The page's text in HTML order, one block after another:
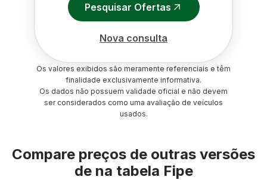
Pesquisar Ofertas
Nova consulta
Os valores exibidos são meramente referenciais e têm
finalidade exclusivamente informativa.
Os dados não possuem validade oficial e não devem
ser considerados como uma avaliação de veículos
usados.
Compare preços de outras versões
de na tabela Fipe